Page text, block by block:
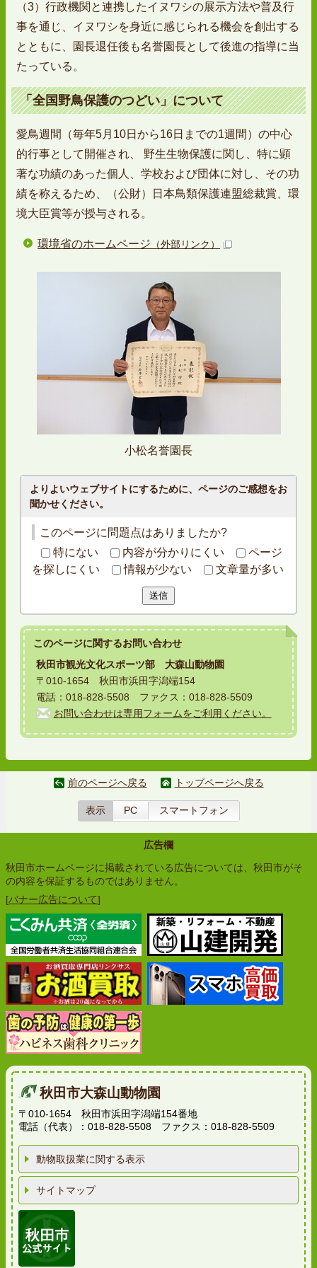
（3）行政機関と連携したイヌワシの展示方法や普及行
事を通じ、イヌワシを身近に感じられる機会を創出する
とともに、園長退任後も名誉園長として後進の指導に当
たっている。
「全国野鳥保護のつどい」について
愛鳥週間（毎年5月10日から16日までの1週間）の中心
的行事として開催され、 野生生物保護に関し、特に顕
著な功績のあった個人、学校および団体に対し、その功
績を称えるため、（公財）日本鳥類保護連盟総裁賞、環
境大臣賞等が授与される。
環境省のホームページ （外部リンク）
小松名誉園長
よりよいウェブサイトにするために、ページのご感想をお
聞かせください。
このページに問題点はありましたか?
特にない
内容が分かりにくい
ページ
を探しにくい
情報が少ない 文章量が多い
送信
このページに関するお問い合わせ
秋田市観光文化スポーツ部 大森山動物園
〒010-1654 秋田市浜田字潟端154
電話：018-828-5508 ファクス：018-828-5509
お問い合わせは専用フォームをご利用ください。
前のページへ戻る トップページへ戻る
表示 PC スマートフォン
広告欄
秋田市ホームページに掲載されている広告については、秋田市がそ
の内容を保証するものではありません。
[バナー広告について]
秋田市大森山動物園
〒010-1654 秋田市浜田字潟端154番地
電話（代表）：018-828-5508 ファクス：018-828-5509
動物取扱業に関する表示
サイトマップ